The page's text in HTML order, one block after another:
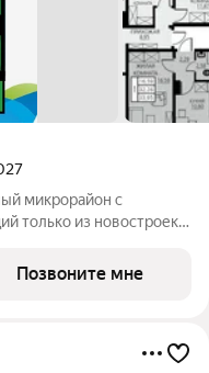
микрорайон с
только из новостроек.
проверенных
Позвоните мне